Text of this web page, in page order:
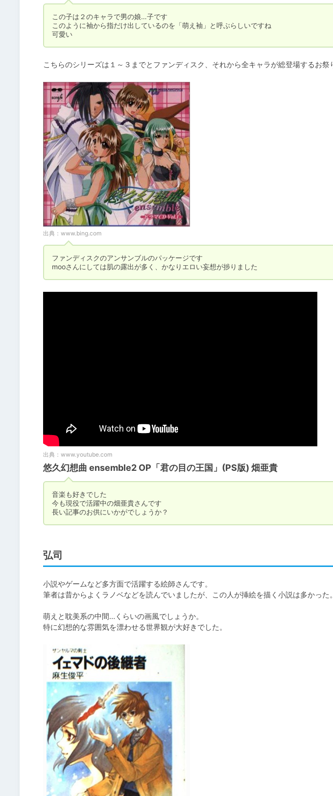
この子は２のキャラで男の娘…子です
このように袖から指だけ出しているのを「萌え袖」と呼ぶらしいですね
可愛い
出典： www.bing.com
ファンディスクのアンサンブルのパッケージです
出典： www.youtube.com
悠久幻想曲 ensemble2 OP「君の目の王国」(PS版) 畑亜貴
音楽も好きでした
今も現役で活躍中の畑亜貴さんです
長い記事のお供にいかがでしょうか？
弘司
小説やゲームなど多方面で活躍する絵師さんです。
筆者は昔からよくラノベなどを読んでいましたが、この人が挿絵を描く小説は多かった。
萌えと耽美系の中間…くらいの画風でしょうか。